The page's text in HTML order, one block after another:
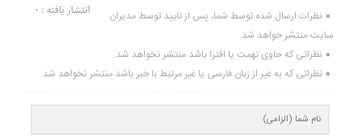
انتشار یافته : ۰
نظرات ارسال شده توسط شما، پس از تایید توسط مدیران
سایت منتشر خواهد شد.
نظراتی که حاوی تهمت یا افترا باشد منتشر نخواهد شد.
نظراتی که به غیر از زبان فارسی یا غیر مرتبط با خبر باشد منتشر نخواهد شد.